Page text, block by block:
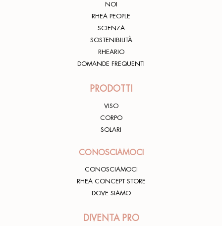
13/07/2022
immediatamente e I risultati si vedono subito.
25/05/2021
NOI
RHEA PEOPLE
SCIENZA
SOSTENIBILITÀ
RHEARIO
DOMANDE FREQUENTI
PRODOTTI
VISO
CORPO
SOLARI
CONOSCIAMOCI
CONOSCIAMOCI
RHEA CONCEPT STORE
DOVE SIAMO
DIVENTA PRO